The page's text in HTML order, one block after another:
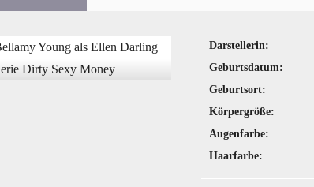
Darstellerin:
Geburtsdatum:
Geburtsort:
Körpergröße:
Augenfarbe:
Haarfarbe: